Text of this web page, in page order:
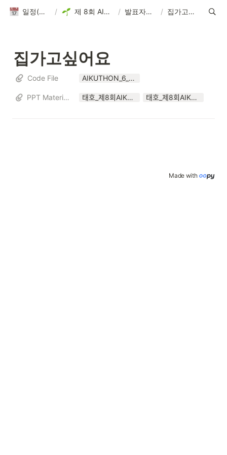
일정(활동 DB) / 제 8회 AIKUTHON / 발표자료 제출 / 집가고싶어요
집가고싶어요
Code File AIKUTHON_6_deep_best (2).ipynb
PPT Materials 태호_제8회AIKUTHON.pdf 태호_제8회AIKUTHON.pptx
Made with